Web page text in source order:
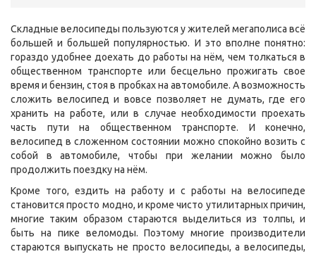
Складные велосипеды пользуются у жителей мегаполиса всё
большей и большей популярностью. И это вполне понятно:
гораздо удобнее доехать до работы на нём, чем толкаться в
общественном транспорте или бесцельно прожигать свое
время и бензин, стоя в пробках на автомобиле. А возможность
сложить велосипед и вовсе позволяет не думать, где его
хранить на работе, или в случае необходимости проехать
часть пути на общественном транспорте. И конечно,
велосипед в сложенном состоянии можно спокойно возить с
собой в автомобиле, чтобы при желании можно было
продолжить поездку на нём.
Кроме того, ездить на работу и с работы на велосипеде
становится просто модно, и кроме чисто утилитарных причин,
многие таким образом стараются выделиться из толпы, и
быть на пике веломоды. Поэтому многие производители
стараются выпускать не просто велосипеды, а велосипеды,